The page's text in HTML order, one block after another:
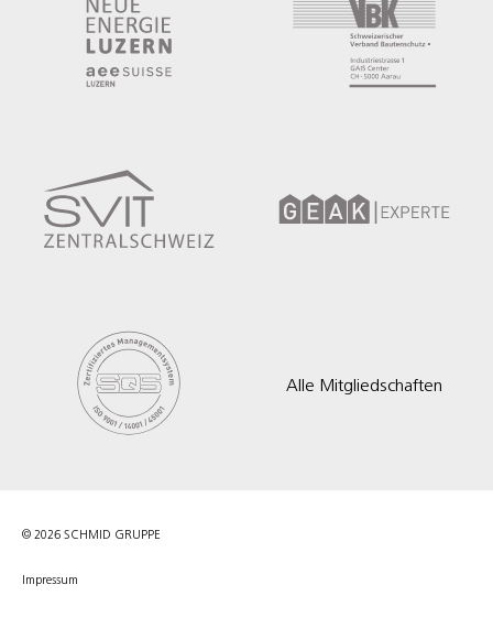
Alle Mitgliedschaften
© 2026 SCHMID GRUPPE
Impressum